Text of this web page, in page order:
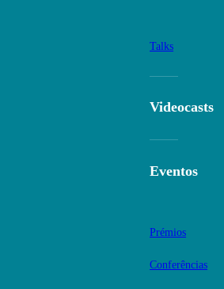
Talks
Videocasts
Eventos
Prémios
Conferências